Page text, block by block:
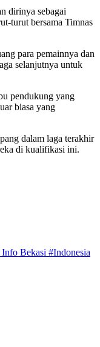
dirinya sebagai
turut bersama Timnas
para pemainnya dan
selanjutnya untuk
pendukung yang
biasa yang
dalam laga terakhir
di kualifikasi ini.
Bekasi #Indonesia